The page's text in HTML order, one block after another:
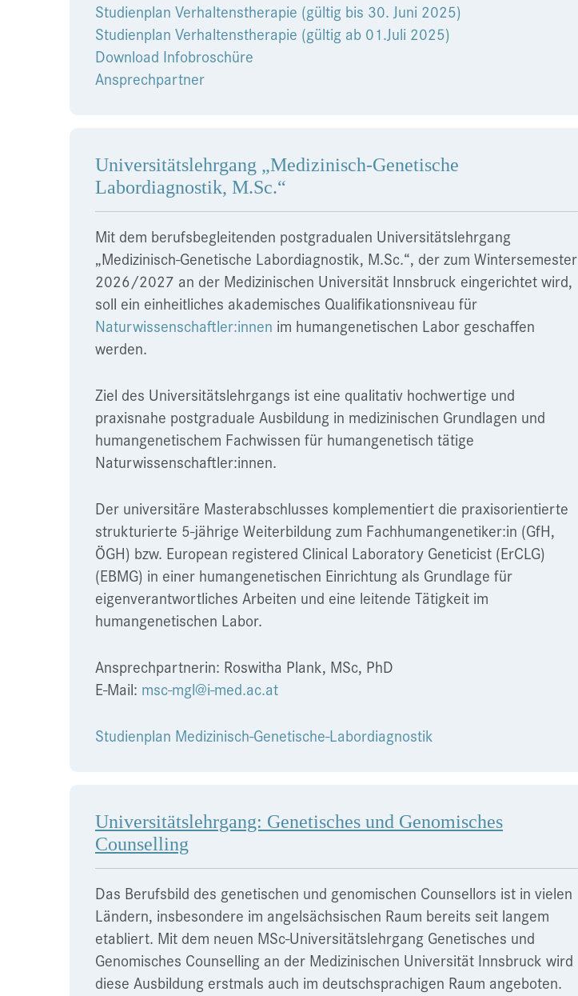
Studienplan Verhaltenstherapie (gültig bis 30. Juni 2025)
Studienplan Verhaltenstherapie (gültig ab 01.Juli 2025)
Download Infobroschüre
Ansprechpartner
Universitätslehrgang „Medizinisch-Genetische
Labordiagnostik, M.Sc.“
Mit dem berufsbegleitenden postgradualen Universitätslehrgang
„Medizinisch-Genetische Labordiagnostik, M.Sc.“, der zum Wintersemester
2026/2027 an der Medizinischen Universität Innsbruck eingerichtet wird,
soll ein einheitliches akademisches Qualifikationsniveau für
Naturwissenschaftler:innen im humangenetischen Labor geschaffen
werden.
Ziel des Universitätslehrgangs ist eine qualitativ hochwertige und
praxisnahe postgraduale Ausbildung in medizinischen Grundlagen und
humangenetischem Fachwissen für humangenetisch tätige
Naturwissenschaftler:innen.
Der universitäre Masterabschlusses komplementiert die praxisorientierte
strukturierte 5-jährige Weiterbildung zum Fachhumangenetiker:in (GfH,
ÖGH) bzw. European registered Clinical Laboratory Geneticist (ErCLG)
(EBMG) in einer humangenetischen Einrichtung als Grundlage für
eigenverantwortliches Arbeiten und eine leitende Tätigkeit im
humangenetischen Labor.
Ansprechpartnerin: Roswitha Plank, MSc, PhD
E-Mail: msc-mgl@i-med.ac.at
Studienplan Medizinisch-Genetische-Labordiagnostik
Universitätslehrgang: Genetisches und Genomisches
Counselling
Das Berufsbild des genetischen und genomischen Counsellors ist in vielen
Ländern, insbesondere im angelsächsischen Raum bereits seit langem
etabliert. Mit dem neuen MSc-Universitätslehrgang Genetisches und
Genomisches Counselling an der Medizinischen Universität Innsbruck wird
diese Ausbildung erstmals auch im deutschsprachigen Raum angeboten.